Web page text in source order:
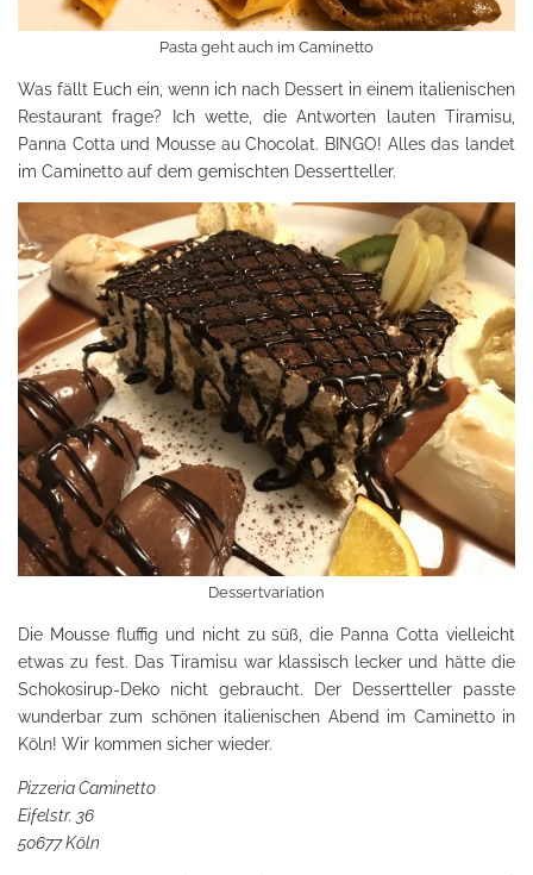
Pasta geht auch im Caminetto
Was fällt Euch ein, wenn ich nach Dessert in einem italienischen
Restaurant frage? Ich wette, die Antworten lauten Tiramisu,
Panna Cotta und Mousse au Chocolat. BINGO! Alles das landet
im Caminetto auf dem gemischten Dessertteller.
Dessertvariation
Die Mousse fluffig und nicht zu süß, die Panna Cotta vielleicht
etwas zu fest. Das Tiramisu war klassisch lecker und hätte die
Schokosirup-Deko nicht gebraucht. Der Dessertteller passte
wunderbar zum schönen italienischen Abend im Caminetto in
Köln! Wir kommen sicher wieder.
Pizzeria Caminetto
Eifelstr. 36
50677 Köln